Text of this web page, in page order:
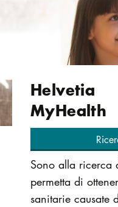
Helvetia
MyHealth
Sono alla ricerca
permetta di
sanitarie causate